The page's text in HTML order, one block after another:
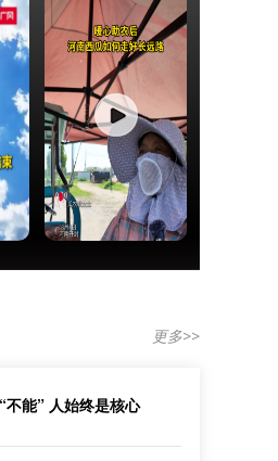
更多>>
不能” 人始终是核心